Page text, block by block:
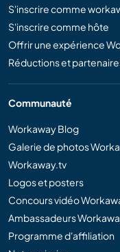
S'inscrire comme
S'inscrire comme hôte
Offrir une expérience
Réductions et
Communauté
Workaway Blog
Galerie de photos
Workaway.tv
Logos et posters
Concours vidéo
Ambassadeurs
Programme d'affiliation